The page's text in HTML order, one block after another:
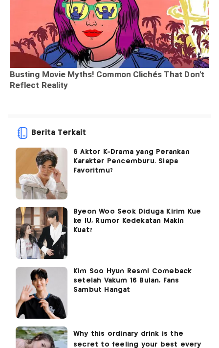
Berita Terkait
6 Aktor K-Drama yang Perankan
Karakter Pencemburu, Siapa
Favoritmu?
Byeon Woo Seok Diduga Kirim Kue
ke IU, Rumor Kedekatan Makin
Kuat?
Kim Soo Hyun Resmi Comeback
setelah Vakum 16 Bulan, Fans
Sambut Hangat